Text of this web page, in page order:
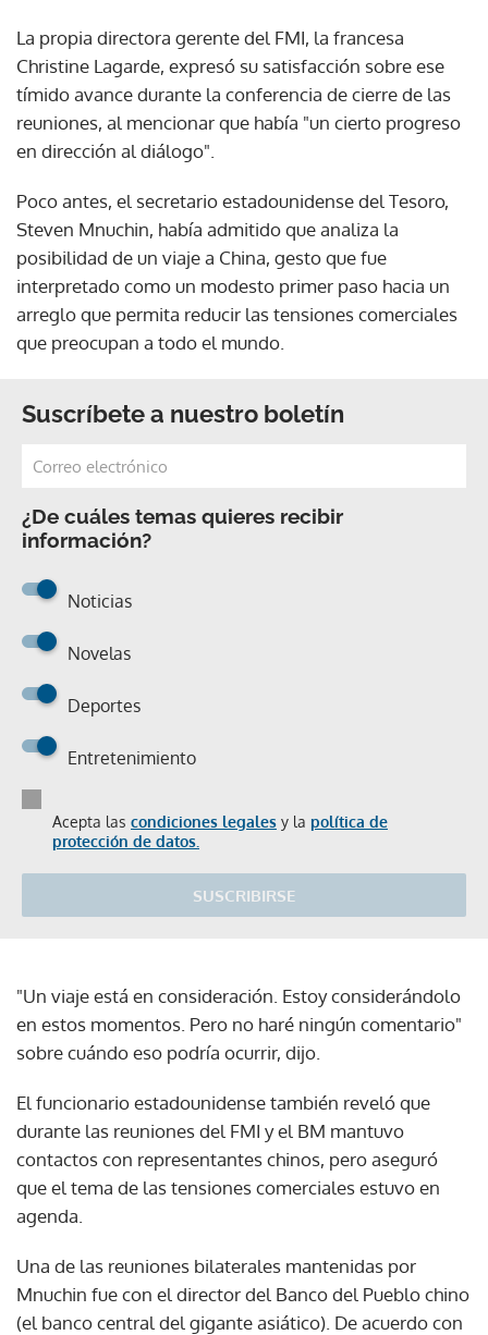
La propia directora gerente del FMI, la francesa
Christine Lagarde, expresó su satisfacción sobre ese
tímido avance durante la conferencia de cierre de las
reuniones, al mencionar que había "un cierto progreso
en dirección al diálogo".
Poco antes, el secretario estadounidense del Tesoro,
Steven Mnuchin, había admitido que analiza la
posibilidad de un viaje a China, gesto que fue
interpretado como un modesto primer paso hacia un
arreglo que permita reducir las tensiones comerciales
que preocupan a todo el mundo.
Suscríbete a nuestro boletín
¿De cuáles temas quieres recibir
información?
Noticias
Novelas
Deportes
Entretenimiento
Acepta las condiciones legales y la política de
protección de datos.
SUSCRIBIRSE
"Un viaje está en consideración. Estoy considerándolo
en estos momentos. Pero no haré ningún comentario"
sobre cuándo eso podría ocurrir, dijo.
El funcionario estadounidense también reveló que
durante las reuniones del FMI y el BM mantuvo
contactos con representantes chinos, pero aseguró
que el tema de las tensiones comerciales estuvo en
agenda.
Una de las reuniones bilaterales mantenidas por
Mnuchin fue con el director del Banco del Pueblo chino
(el banco central del gigante asiático). De acuerdo con